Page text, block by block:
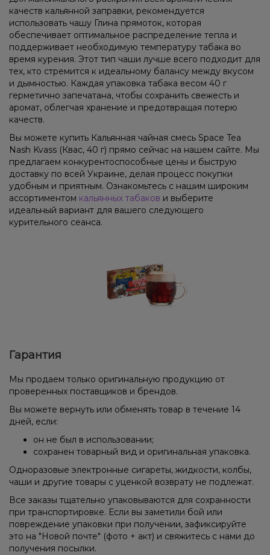
качеств кальянной заправки, рекомендуется
использовать чашу Глина прямоток, которая
обеспечивает оптимальное распределение тепла и
поддерживает необходимую температуру табака во
время курения. Этот тип чаши лучше всего подходит для
тех, кто стремится к идеальному балансу между вкусом
и дымностью. Каждая упаковка табака весом 40 г
герметично запечатана, чтобы сохранить свежесть и
аромат, облегчая хранение и предотвращая потерю
качеств.
Вы можете купить Кальянная чайная смесь Space Tea
Nash Kvass (Квас, 40 г) прямо сейчас на нашем сайте. Мы
предлагаем конкурентоспособные цены и быструю
доставку по всей Украине, делая процесс покупки
удобным и приятным. Ознакомьтесь с нашим широким
ассортиментом кальянных табаков и выберите
идеальный вариант для вашего следующего
курительного сеанса.
Гарантия
Мы продаем только оригинальную продукцию от
проверенных поставщиков и брендов.
Вы можете вернуть или обменять товар в течение 14
дней, если:
он не был в использовании;
сохранен товарный вид и оригинальная упаковка.
Одноразовые электронные сигареты, жидкости, колбы,
чаши и другие товары с уценкой возврату не подлежат.
Все заказы тщательно упаковываются для сохранности
при транспортировке. Если вы заметили бой или
повреждение упаковки при получении, зафиксируйте
это на "Новой почте" (фото + акт) и свяжитесь с нами до
получения посылки.